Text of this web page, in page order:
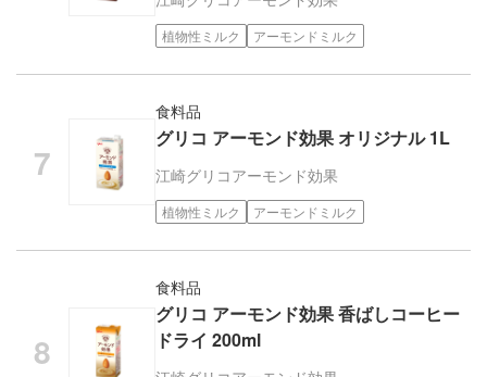
植物性ミルク アーモンドミルク
食料品
グリコ アーモンド効果 オリジナル 1L
江崎グリコアーモンド効果
植物性ミルク アーモンドミルク
食料品
グリコ アーモンド効果 香ばしコーヒー
ドライ 200ml